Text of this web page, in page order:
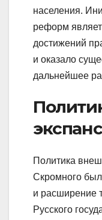
населения.
реформ
достижений
и оказало
дальнейшее
Политика
Скромного
и расширение
Русского